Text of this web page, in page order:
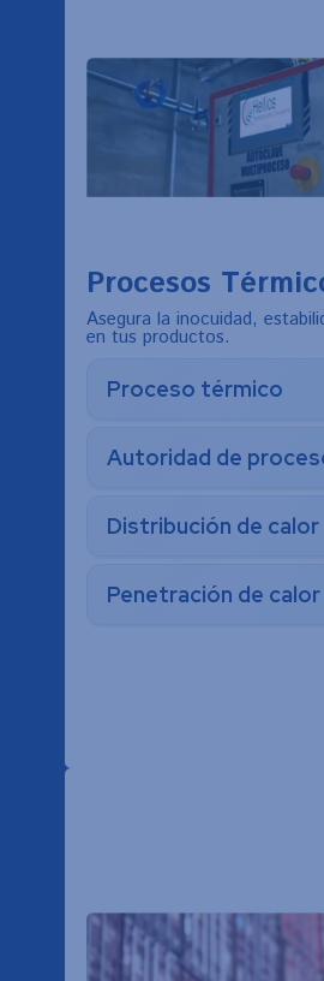
Procesos
Asegura la inocuidad,
en tus productos.
Proceso térmico
Autoridad de
Distribución de calor
Penetración de calor